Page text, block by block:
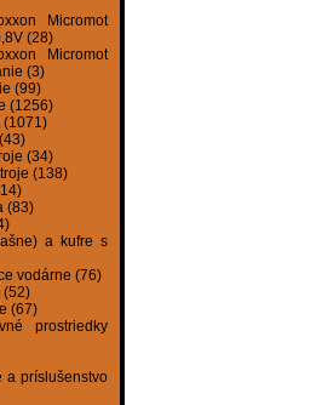
Micromot
(28)
Micromot
(3)
(99)
(1256)
(1071)
(34)
(138)
(83)
a kufre s
vodárne (76)
(52)
(67)
prostriedky
a príslušenstvo